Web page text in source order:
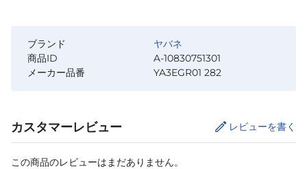
ブランド
ヤバネ
商品ID
A-10830751301
メーカー品番
YA3EGR01 282
カスタマーレビュー レビューを書く
この商品のレビューはまだありません。